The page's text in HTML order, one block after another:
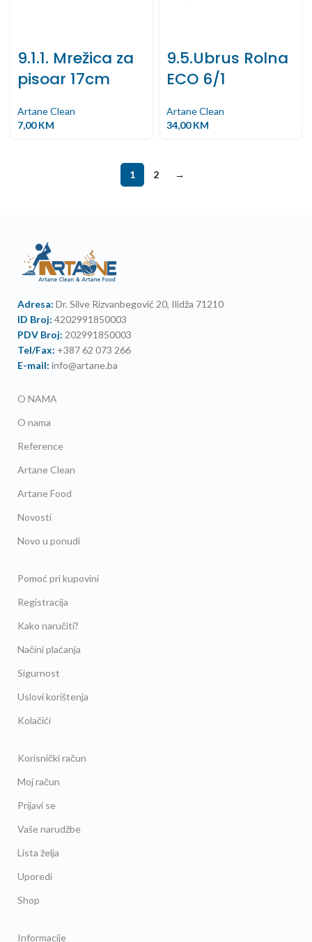
9.1.1. Mrežica za
pisoar 17cm
Artane Clean
7,00KM
9.5.Ubrus Rolna
ECO 6/1
Artane Clean
34,00KM
1 2 →
Adresa: Dr. Silve Rizvanbegović 20, Ilidža 71210
ID Broj: 4202991850003
PDV Broj: 202991850003
Tel/Fax: +387 62 073 266
E-mail: info@artane.ba
O NAMA
O nama
Reference
Artane Clean
Artane Food
Novosti
Novo u ponudi
Pomoć pri kupovini
Registracija
Kako naručiti?
Načini plaćanja
Sigurnost
Uslovi korištenja
Kolačići
Korisnički račun
Moj račun
Prijavi se
Vaše narudžbe
Lista želja
Uporedi
Shop
Informacije